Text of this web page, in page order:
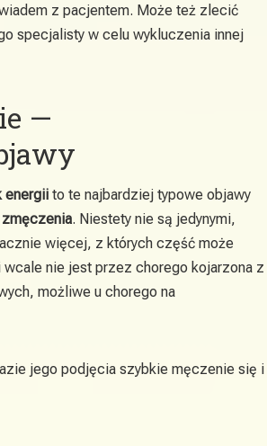
z pacjentem. Może też zlecić
specjalisty w celu wykluczenia innej
—
energii to te najbardziej typowe objawy
zmęczenia. Niestety nie są jedynymi,
więcej, z których część może
wcale nie jest przez chorego kojarzona z
możliwe u chorego na
jego podjęcia szybkie męczenie się i